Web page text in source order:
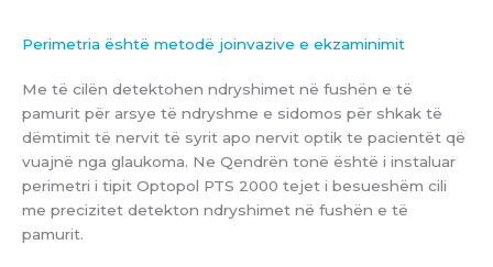
Perimetria është metodë joinvazive e ekzaminimit
Me të cilën detektohen ndryshimet në fushën e të
pamurit për arsye të ndryshme e sidomos për shkak të
dëmtimit të nervit të syrit apo nervit optik te pacientët që
vuajnë nga glaukoma. Ne Qendrën tonë është i instaluar
perimetri i tipit Optopol PTS 2000 tejet i besueshëm cili
me precizitet detekton ndryshimet në fushën e të
pamurit.